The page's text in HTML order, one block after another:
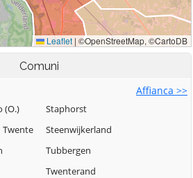
Comuni
Affianca >>
(O.)
Twente
Staphorst
Steenwijkerland
Tubbergen
Twenterand